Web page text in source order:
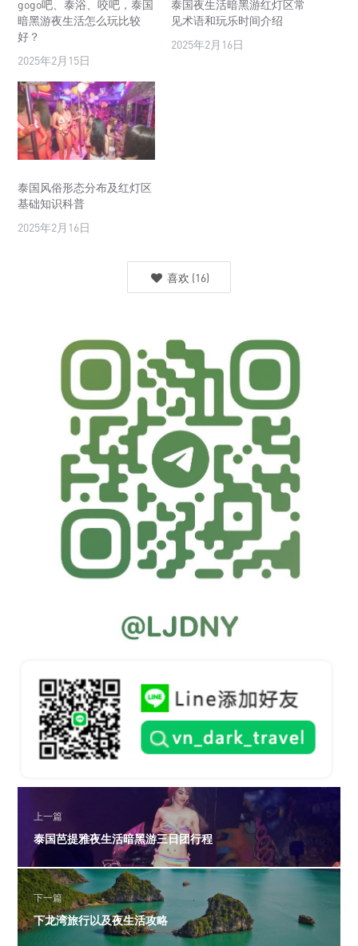
gogo吧、泰浴、咬吧，泰国
暗黑游夜生活怎么玩比较
好？
2025年2月15日
泰国夜生活暗黑游红灯区常
见术语和玩乐时间介绍
2025年2月16日
泰国风俗形态分布及红灯区
基础知识科普
2025年2月16日
喜欢 (16)
上一篇
泰国芭提雅夜生活暗黑游三日团行程
下一篇
下龙湾旅行以及夜生活攻略